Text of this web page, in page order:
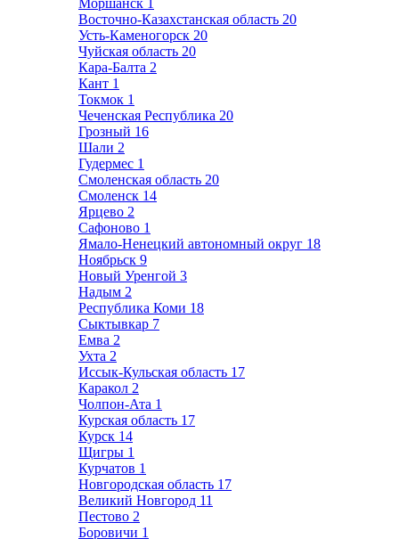
Моршанск 1
Восточно-Казахстанская область 20
Усть-Каменогорск 20
Чуйская область 20
Кара-Балта 2
Кант 1
Токмок 1
Чеченская Республика 20
Грозный 16
Шали 2
Гудермес 1
Смоленская область 20
Смоленск 14
Ярцево 2
Сафоново 1
Ямало-Ненецкий автономный округ 18
Ноябрьск 9
Новый Уренгой 3
Надым 2
Республика Коми 18
Сыктывкар 7
Емва 2
Ухта 2
Иссык-Кульская область 17
Каракол 2
Чолпон-Ата 1
Курская область 17
Курск 14
Щигры 1
Курчатов 1
Новгородская область 17
Великий Новгород 11
Пестово 2
Боровичи 1